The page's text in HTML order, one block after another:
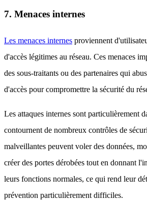
7. Menaces internes
Les menaces internes proviennent
d'accès légitimes au réseau. Ces menaces
des sous-traitants ou des partenaires qui
d'accès pour compromettre la sécurité du
Les attaques internes sont particulièrement
contournent de nombreux contrôles de
malveillantes peuvent voler des données,
créer des portes dérobées tout en donnant
leurs fonctions normales, ce qui rend leur
prévention particulièrement difficiles.